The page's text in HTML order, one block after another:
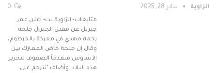
الزاوية يناير 28, 2025
متابعات- الزاوية نت- أعلن عمر
جبريل عن مقتل الجنرال جلحة
رحمة مهدي في معركة بالخرطوم،
وقال إن جلحة خاض المعارك بين
الأشاوس متقدماً الصفوف لتحرير
هذه البلاد. وأضاف "نترحم على